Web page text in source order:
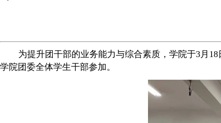
为提升团干部的业务能力与综合素质，学院于3 月 18
学院团委全体学生干部参加。